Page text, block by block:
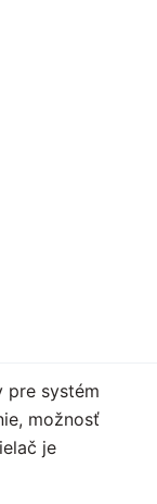
pre systém
možnosť
je